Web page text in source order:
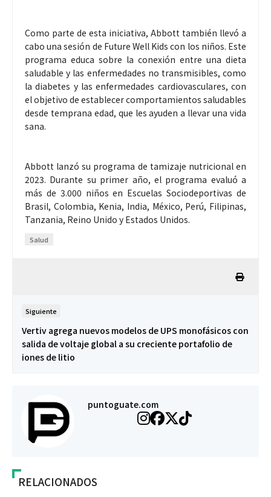
Como parte de esta iniciativa, Abbott también llevó a
cabo una sesión de Future Well Kids con los niños. Este
programa educa sobre la conexión entre una dieta
saludable y las enfermedades no transmisibles, como
la diabetes y las enfermedades cardiovasculares, con
el objetivo de establecer comportamientos saludables
desde temprana edad, que les ayuden a llevar una vida
sana.
Abbott lanzó su programa de tamizaje nutricional en
2023. Durante su primer año, el programa evaluó a
más de 3.000 niños en Escuelas Sociodeportivas de
Brasil, Colombia, Kenia, India, México, Perú, Filipinas,
Tanzania, Reino Unido y Estados Unidos.
Salud
Siguiente
Vertiv agrega nuevos modelos de UPS monofásicos con
salida de voltaje global a su creciente portafolio de
iones de litio
puntoguate.com
RELACIONADOS